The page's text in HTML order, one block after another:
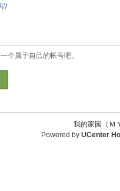
?
个属于自己的帐号吧。
我的家园（
Powered by UCenter